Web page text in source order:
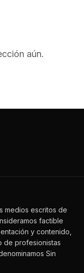
aún.
medios escritos de
factible
y contenido,
de profesionistas
Sin